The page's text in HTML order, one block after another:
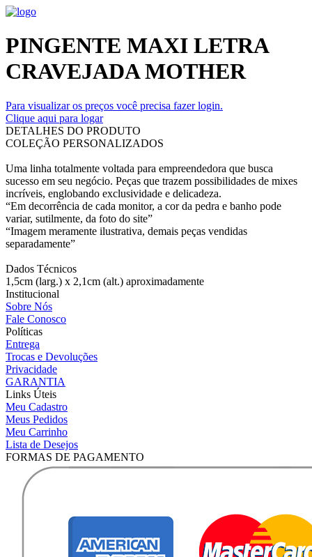
PINGENTE MAXI LETRA
CRAVEJADA MOTHER
Para visualizar os preços você precisa fazer login.
Clique aqui para logar
DETALHES DO PRODUTO
COLEÇÃO PERSONALIZADOS
Uma linha totalmente voltada para empreendedora que busca
sucesso em seu negócio. Peças que trazem possibilidades de mixes
incríveis, englobando exclusividade e delicadeza.
“Em decorrência de cada monitor, a cor da pedra e banho pode
variar, sutilmente, da foto do site”
“Imagem meramente ilustrativa, demais peças vendidas
separadamente”
Dados Técnicos
1,5cm (larg.) x 2,1cm (alt.) aproximadamente
Institucional
Sobre Nós
Fale Conosco
Políticas
Entrega
Trocas e Devoluções
Privacidade
GARANTIA
Links Úteis
Meu Cadastro
Meus Pedidos
Meu Carrinho
Lista de Desejos
FORMAS DE PAGAMENTO